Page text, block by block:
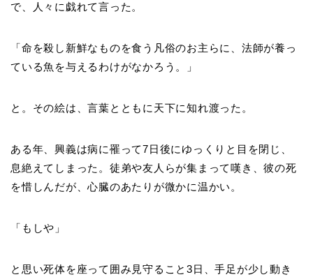
で、人々に戯れて言った。
「命を殺し新鮮なものを食う凡俗のお主らに、法師が養っ
ている魚を与えるわけがなかろう。」
と。その絵は、言葉とともに天下に知れ渡った。
ある年、興義は病に罹って7日後にゆっくりと目を閉じ、
息絶えてしまった。徒弟や友人らが集まって嘆き、彼の死
を惜しんだが、心臓のあたりが微かに温かい。
「もしや」
と思い死体を座って囲み見守ること3日、手足が少し動き